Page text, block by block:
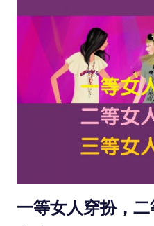
只
一等女人穿扮，